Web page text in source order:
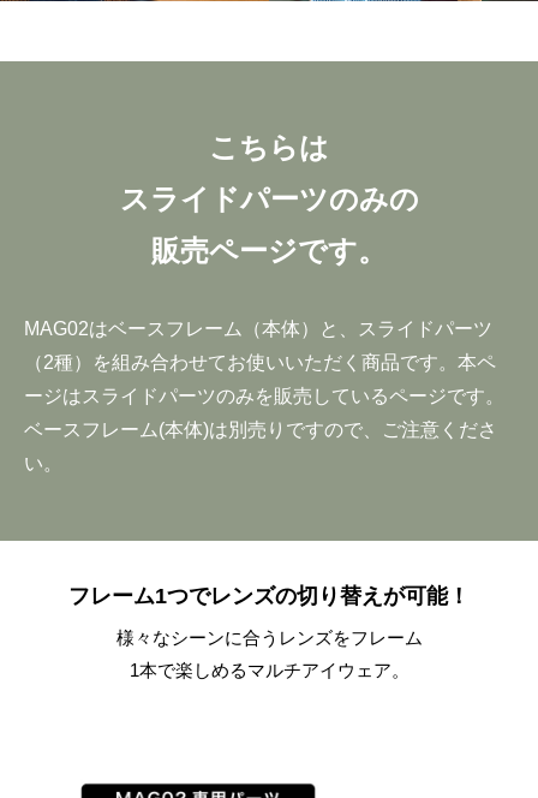
こちらは
スライドパーツのみの
販売ページです。
MAG02はベースフレーム（本体）と、スライドパーツ
（2種）を組み合わせてお使いいただく商品です。本ペ
ージはスライドパーツのみを販売しているページです。
ベースフレーム(本体)は別売りですので、ご注意くださ
い。
フレーム1つでレンズの切り替えが可能！
様々なシーンに合うレンズをフレーム
1本で楽しめるマルチアイウェア。